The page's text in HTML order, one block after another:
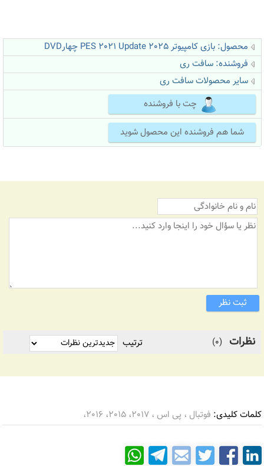
محصول: بازی کامپیوتر PES 2021 Update 2025 چهارDVD
فروشنده:سافت ری
سایر محصولات سافت ری
چت با فروشنده
شما هم فروشنده این محصول شوید
ثبت نظر
نظرات (0) ترتیب
کلمات کلیدی: فوتبال ، پی اس ، 2017، 2015، 2016،